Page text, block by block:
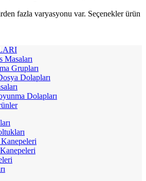
fazla varyasyonu var. Seçenekler ürün
Masaları
Grupları
Dolapları
Dolapları